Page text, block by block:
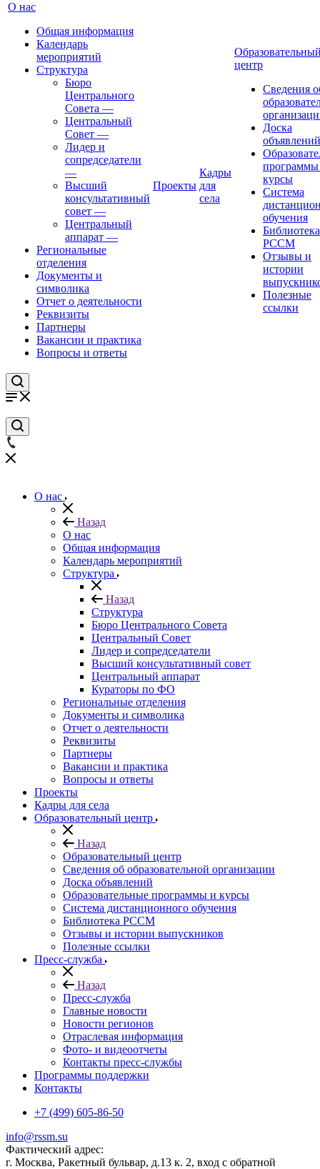
О нас
Общая информация
Календарь
мероприятий
Структура
Бюро
Центрального
Совета —
Центральный
Совет —
Лидер и
сопредседатели
—
Высший
консультативный
совет —
Центральный
аппарат —
Региональные
отделения
Документы и
символика
Отчет о деятельности
Реквизиты
Партнеры
Вакансии и практика
Вопросы и ответы
Проекты
Кадры
для
села
центр
Сведения
Доска
объявлений
курсы
Система
обучения
Библиотека
РССМ
Отзывы и
истории
Полезные
ссылки
О нас
Назад
О нас
Общая информация
Календарь мероприятий
Структура
Назад
Структура
Бюро Центрального Совета
Центральный Совет
Лидер и сопредседатели
Высший консультативный совет
Центральный аппарат
Кураторы по ФО
Региональные отделения
Документы и символика
Отчет о деятельности
Реквизиты
Партнеры
Вакансии и практика
Вопросы и ответы
Проекты
Кадры для села
Образовательный центр
Назад
Образовательный центр
Сведения об образовательной организации
Доска объявлений
Образовательные программы и курсы
Система дистанционного обучения
Библиотека РССМ
Отзывы и истории выпускников
Полезные ссылки
Пресс-служба
Назад
Пресс-служба
Главные новости
Новости регионов
Отраслевая информация
Фото- и видеоотчеты
Контакты пресс-службы
Программы поддержки
Контакты
+7 (499) 605-86-50
info@rssm.su
Фактический адрес:
г. Москва, Ракетный бульвар, д.13 к. 2, вход с обратной